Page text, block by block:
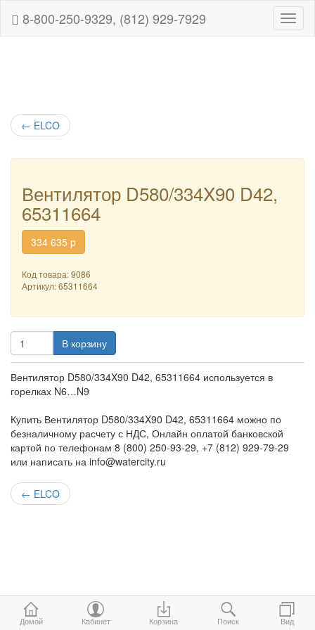
8-800-250-9329, (812) 929-7929
← ELCO
Вентилятор D580/334X90 D42,
65311664
334 635 p
Код товара: 9086
Артикул:65311664
В корзину
Вентилятор D580/334X90 D42, 65311664 используется в
горелках N6…N9
Купить Вентилятор D580/334X90 D42, 65311664 можно по
безналичному расчету с НДС, Онлайн оплатой банковской
картой по телефонам 8 (800) 250-93-29, +7 (812) 929-79-29
или написать на info@watercity.ru
← ELCO
Домой Кабинет Корзина Поиск Вид